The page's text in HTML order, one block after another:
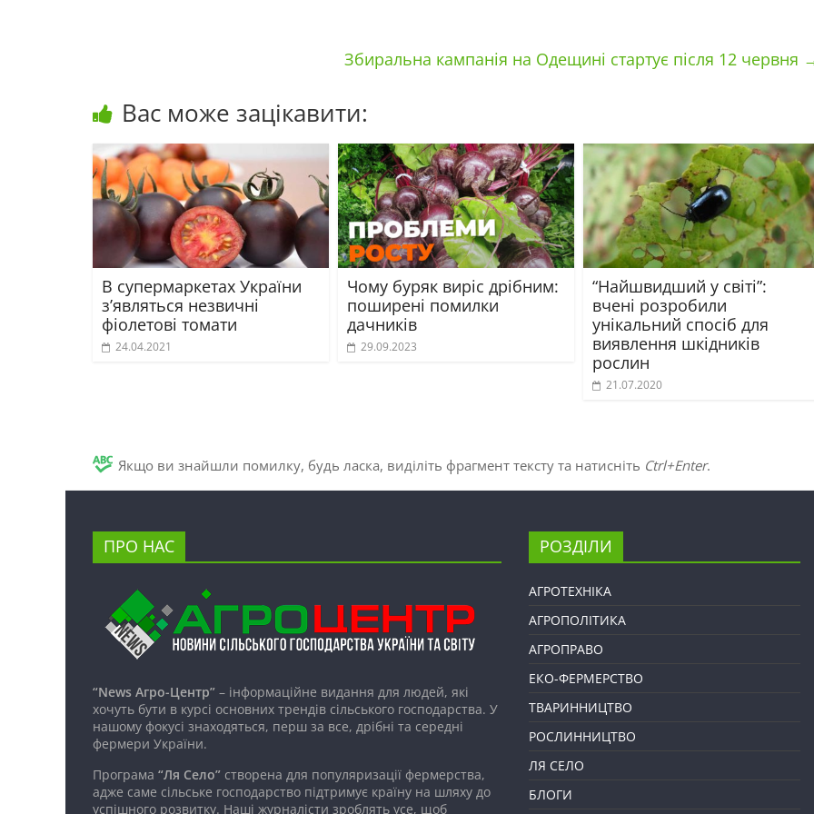
Збиральна кампанія на Одещині стартує після 12 червня
Вас може зацікавити:
В супермаркетах України
з’являться незвичні
фіолетові томати
24.04.2021
Чому буряк виріс дрібним:
поширені помилки
дачників
29.09.2023
“Найшвидший у світі”:
вчені розробили
унікальний спосіб для
виявлення шкідників
рослин
21.07.2020
Якщо ви знайшли помилку, будь ласка, виділіть фрагмент тексту та натисніть Ctrl+Enter.
ПРО НАС
“News Агро-Центр” – інформаційне видання для людей, які
хочуть бути в курсі основних трендів сільського господарства. У
нашому фокусі знаходяться, перш за все, дрібні та середні
фермери України.
Програма “Ля Село” створена для популяризації фермерства,
адже саме сільське господарство підтримує країну на шляху до
успішного розвитку. Наші журналісти зроблять усе, щоб
РОЗДІЛИ
АГРОТЕХНІКА
АГРОПОЛІТИКА
АГРОПРАВО
ЕКО-ФЕРМЕРСТВО
ТВАРИННИЦТВО
РОСЛИННИЦТВО
ЛЯ СЕЛО
БЛОГИ